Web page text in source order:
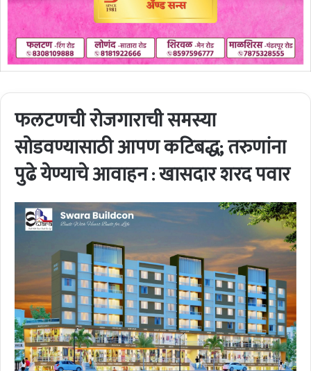
फलटणची रोजगाराची समस्या
सोडवण्यासाठी आपण कटिबद्ध; तरुणांना
पुढे येण्याचे आवाहन : खासदार शरद पवार